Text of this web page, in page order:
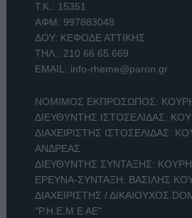
Τ.Κ.: 15351
ΑΦΜ: 997883048
ΔΟΥ: ΚΕΦΟΔΕ ΑΤΤΙΚΗΣ
ΤΗΛ.: 210 66.65.669
EMAIL: info-rheme@paron.gr
ΝΟΜΙΜΟΣ ΕΚΠΡΟΣΩΠΟΣ:
ΔΙΕΥΘΥΝΤΗΣ ΙΣΤΟΣΕΛΙΔΑΣ:
ΔΙΑΧΕΙΡΙΣΤΗΣ ΙΣΤΟΣΕΛΙΔΑΣ:
ΑΝΔΡΕΑΣ
ΔΙΕΥΘΥΝΤΗΣ ΣΥΝΤΑΞΗΣ: ΚΟΥΡΗ
ΕΡΕΥΝΑ-ΣΥΝΤΑΞΗ: ΒΑΣΙΛΗΣ
ΔΙΑΧΕΙΡΙΣΤΗΣ / ΔΙΚΑΙΟΥΧΟΣ
"Ρ.Η.Ε.Μ.Ε ΑΕ"